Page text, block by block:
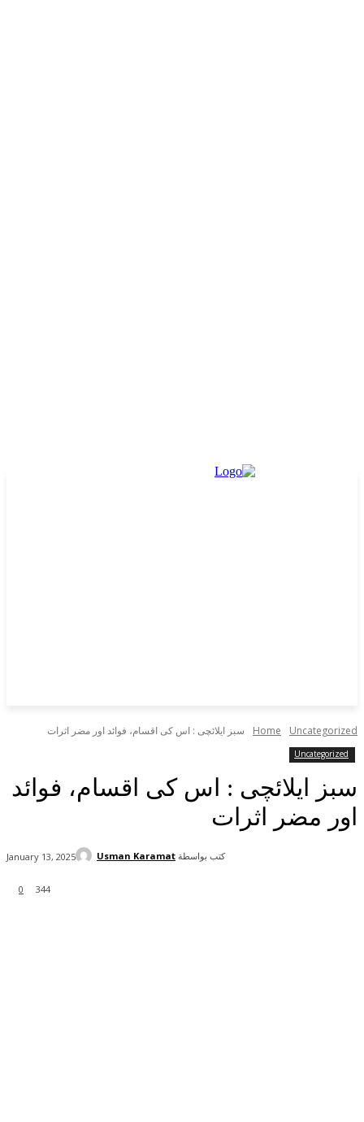
Home Uncategorized سبز ایلائچی : اس کی اقسام، فوائد اور مضر اثرات
Uncategorized
سبز ایلائچی : اس کی اقسام، فوائد
اور مضر اثرات
0 344
January 13, 2025 كتب بواسطة Usman Karamat